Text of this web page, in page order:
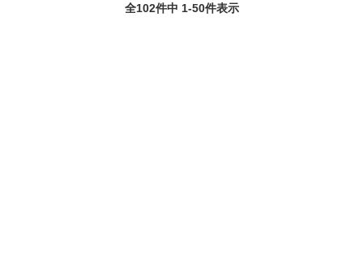
全102件中 1-50件表示